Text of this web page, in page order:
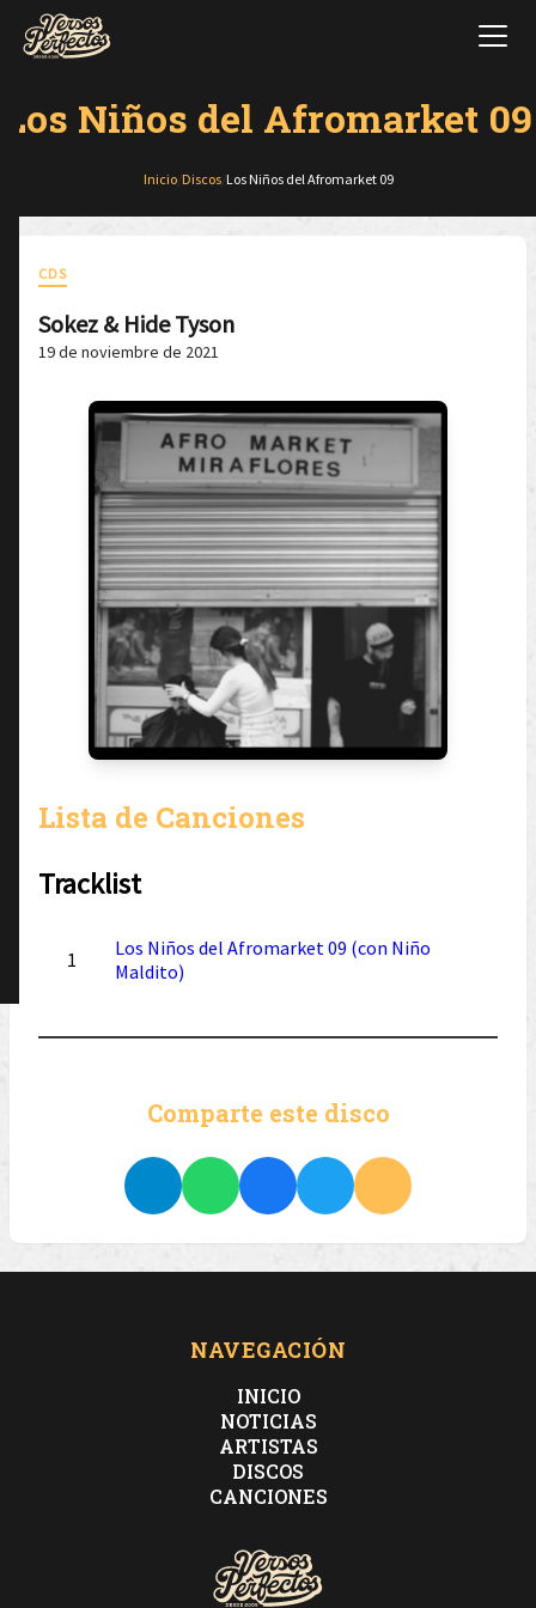
Los Niños del Afromarket 09
Inicio/ Discos/ Los Niños del Afromarket 09
CDS
Sokez & Hide Tyson
19 de noviembre de 2021
Lista de Canciones
Tracklist
1
Los Niños del Afromarket 09 (con Niño
Maldito)
Comparte este disco
NAVEGACIÓN
INICIO
NOTICIAS
ARTISTAS
DISCOS
CANCIONES